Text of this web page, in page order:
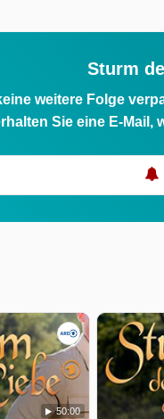
Sturm
weitere Folge
Sie eine E-Mail,
50:00